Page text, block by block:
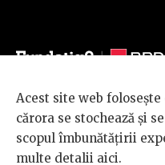
© 2026 BRD Groupe Société
Scena 9 este un proiect
GÉNÉRALE
Acest site web
cărora se stochează și
scopul îmbunătățirii
multe detalii aici.